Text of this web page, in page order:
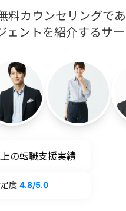
料カウンセリングで
ントを紹介するサー
の転職支援実績
度 4.8/5.0